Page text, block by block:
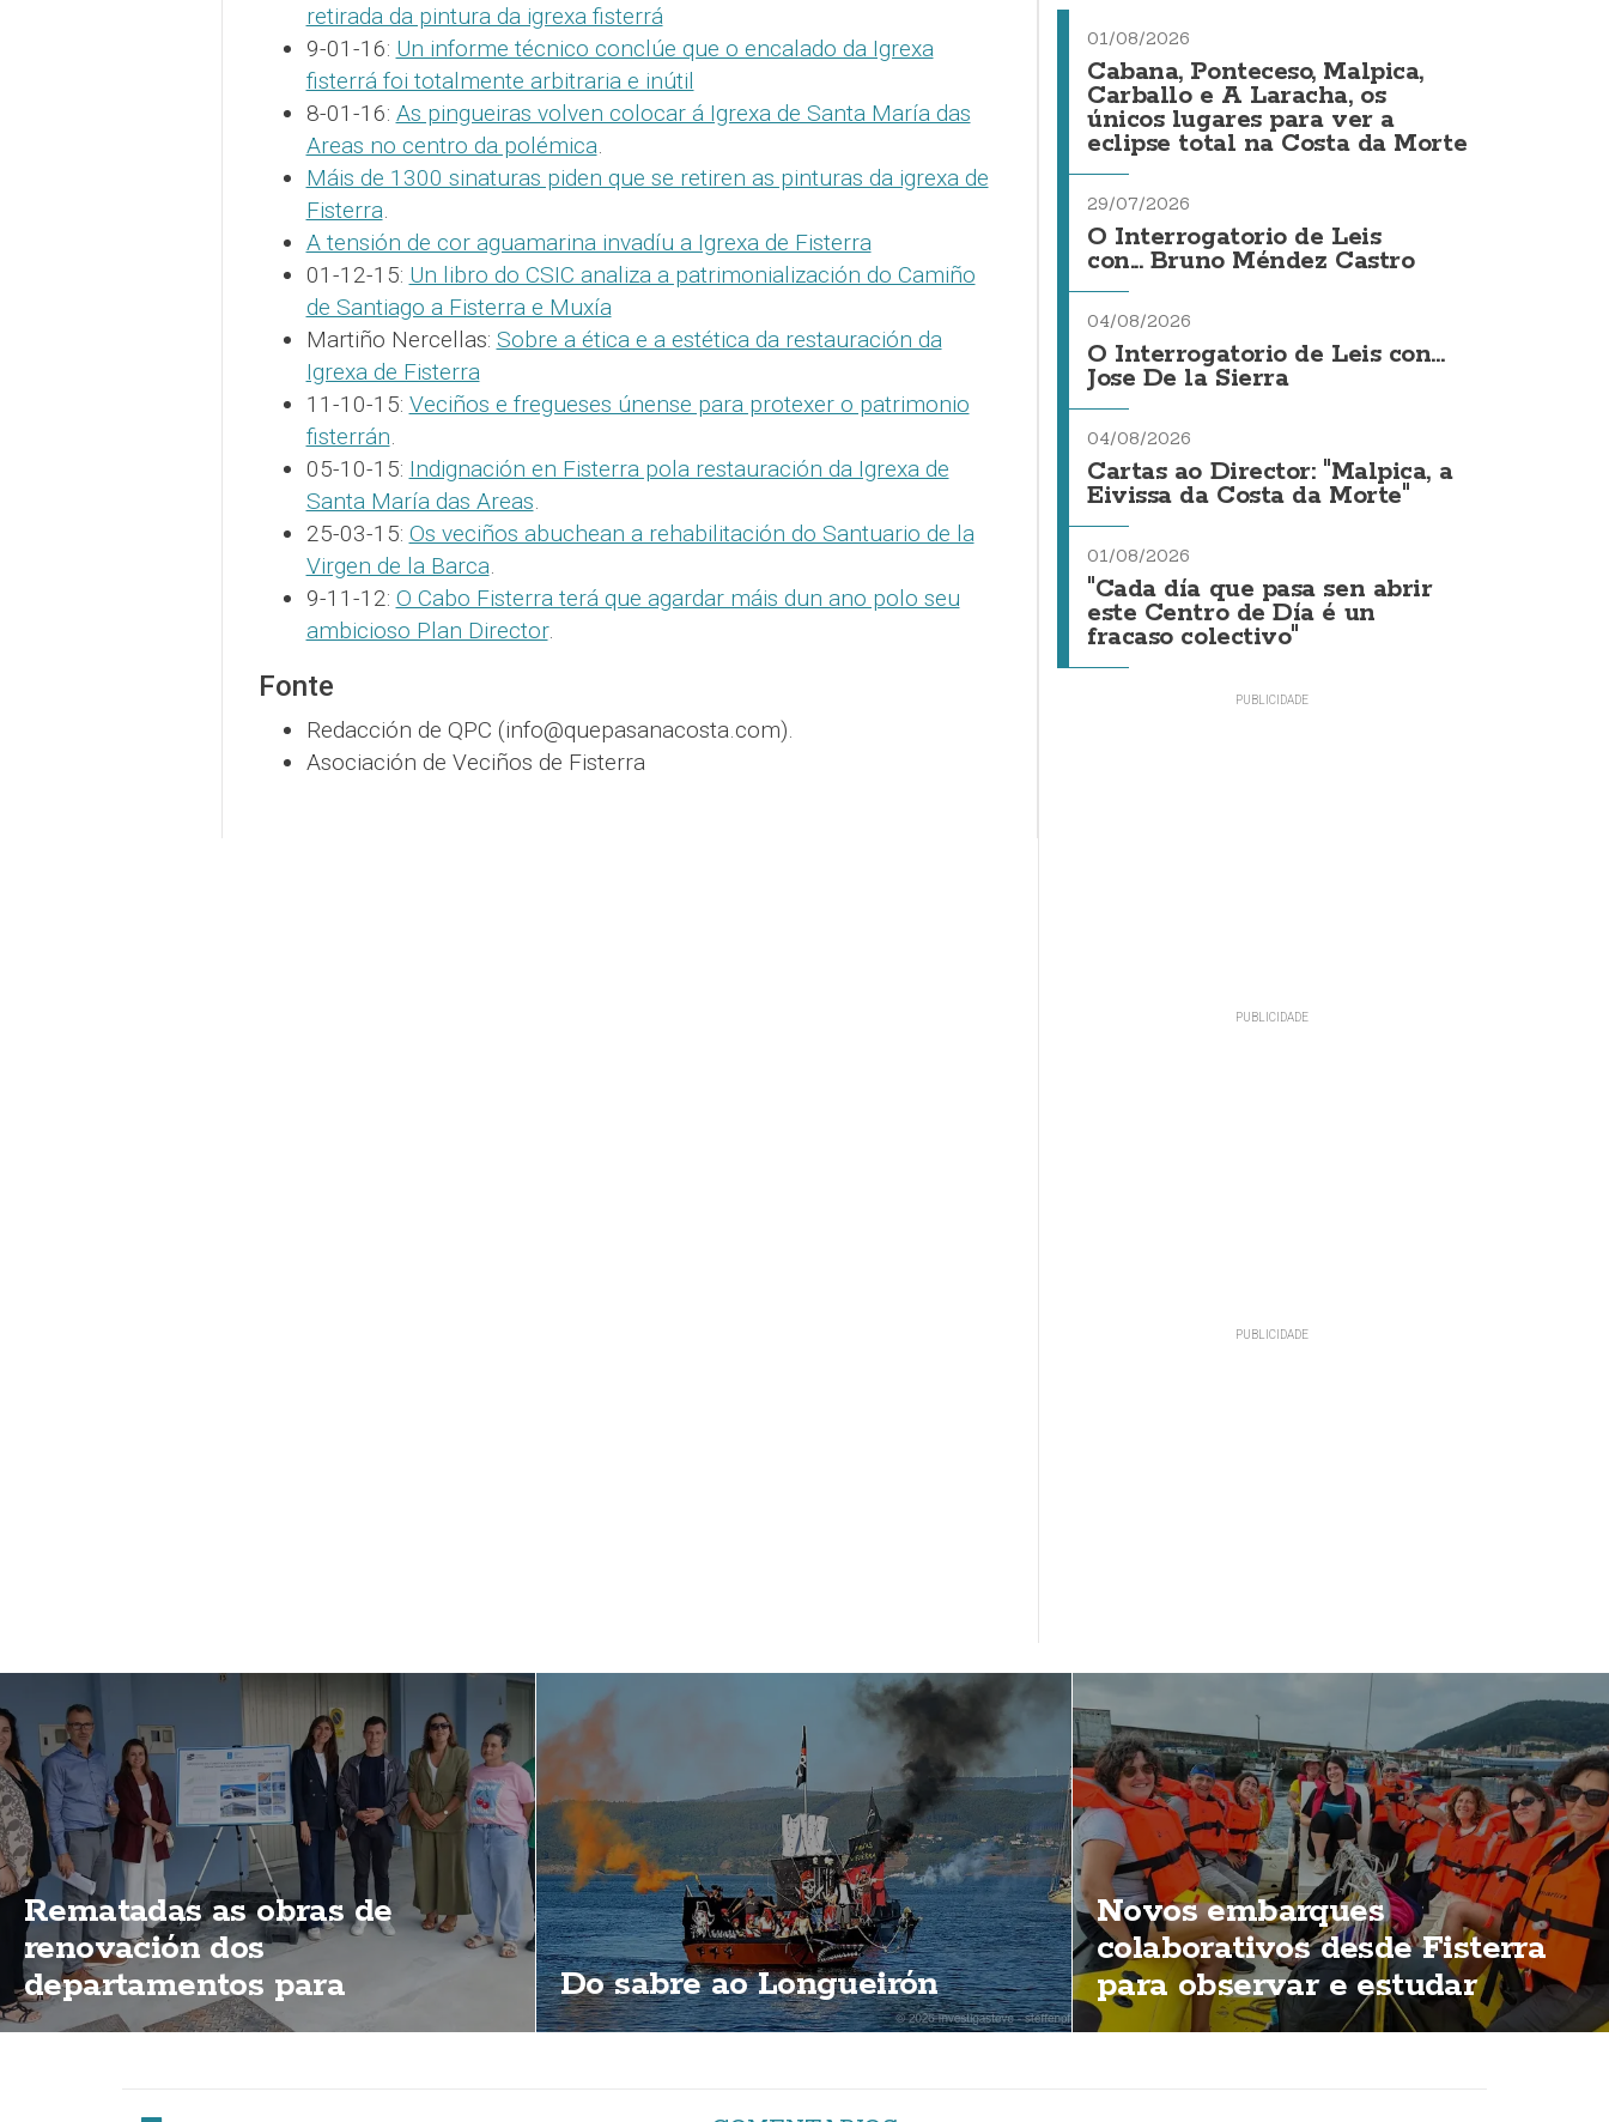
retirada da pintura da igrexa fisterrá
9-01-16: Un informe técnico conclúe que o encalado da Igrexa
fisterrá foi totalmente arbitraria e inútil
8-01-16: As pingueiras volven colocar á Igrexa de Santa María das
Areas no centro da polémica
Máis de 1300 sinaturas piden que se retiren as pinturas da igrexa de
Fisterra
A tensión de cor aguamarina invadíu a Igrexa de Fisterra
01-12-15: Un libro do CSIC analiza a patrimonialización do Camiño
de Santiago a Fisterra e Muxía
Martiño Nercellas: Sobre a ética e a estética da restauración da
Igrexa de Fisterra
11-10-15: Veciños e fregueses únense para protexer o patrimonio
fisterrán
05-10-15: Indignación en Fisterra pola restauración da Igrexa de
Santa María das Areas
25-03-15: Os veciños abuchean a rehabilitación do Santuario de la
Virgen de la Barca
9-11-12: O Cabo Fisterra terá que agardar máis dun ano polo seu
ambicioso Plan Director.
Fonte
Redacción de QPC (info@quepasanacosta.com).
Asociación de Veciños de Fisterra
01/08/2026
Cabana, Ponteceso, Malpica,
Carballo e A Laracha, os
únicos lugares para ver a
eclipse total na Costa da Morte
29/07/2026
O Interrogatorio de Leis
con... Bruno Méndez Castro
04/08/2026
O Interrogatorio de Leis con...
Jose De la Sierra
04/08/2026
Cartas ao Director: "Malpica, a
Eivissa da Costa da Morte"
01/08/2026
"Cada día que pasa sen abrir
este Centro de Día é un
fracaso colectivo"
Rematadas as obras de
renovación dos
departamentos para
mariñeiros do porto de
Do sabre ao Longueirón
Novos embarques
colaborativos desde Fisterra
para observar e estudar
cetáceos